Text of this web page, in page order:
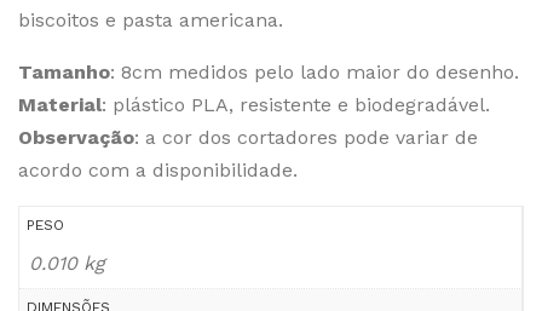
biscoitos e pasta americana.
Tamanho: 8cm medidos pelo lado maior do desenho.
Material: plástico PLA, resistente e biodegradável.
Observação: a cor dos cortadores pode variar de
acordo com a disponibilidade.
PESO
0.010 kg
DIMENSÕES